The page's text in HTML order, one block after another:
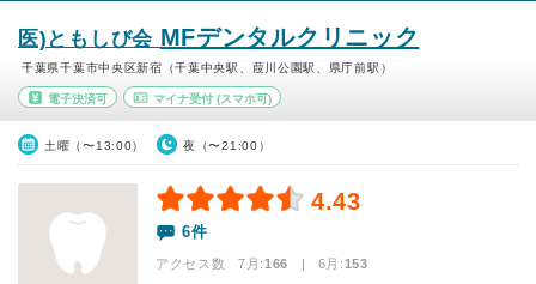
医)ともしび会 MFデンタルクリニック
千葉県千葉市中央区新宿（千葉中央駅、葭川公園駅、県庁前駅）
電子決済可 マイナ受付(スマホ可)
土曜（〜13:00） 夜（〜21:00）
4.43
6件
アクセス数 7月:166 | 6月:153